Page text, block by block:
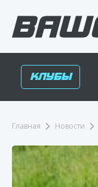
КЛУБЫ
Главная Новости